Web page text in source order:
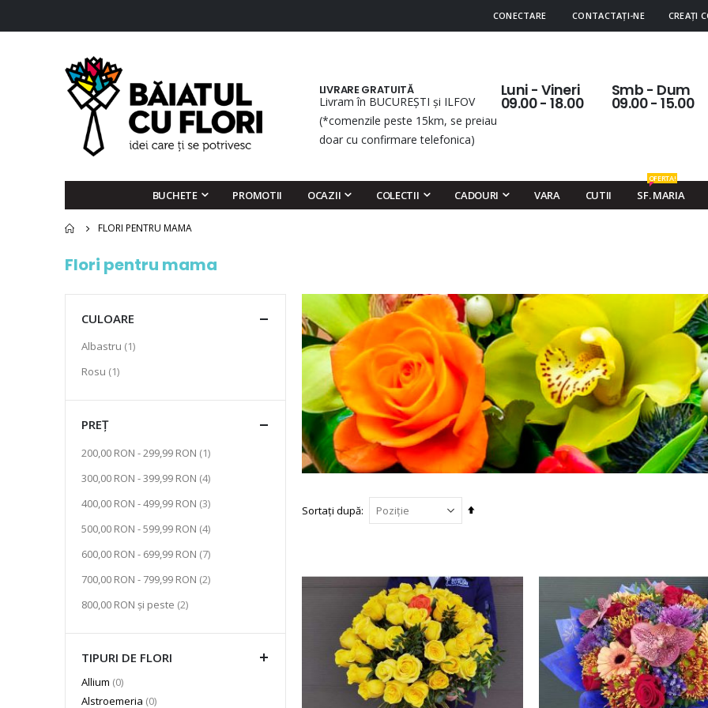
CONECTARE CONTACTAȚI-NE CREAȚI
LIVRARE GRATUITĂ
Livram în BUCUREȘTI și ILFOV
(*comenzile peste 15km, se preiau
doar cu confirmare telefonica)
Luni - Vineri
09.00 - 18.00
Smb - Dum
09.00 - 15.00
BUCHETE PROMOTII OCAZII COLECTII CADOURI VARA CUTII SF. MARIA
OFERTA!
FLORI PENTRU MAMA
Flori pentru mama
Sortați după
Setați
CULOARE
Albastru 1articol
Rosu 1articol
PREȚ
200,00 RON -299,99 RON 1articol
300,00 RON -399,99 RON 4articol
400,00 RON -499,99 RON 3articol
500,00 RON -599,99 RON 4articol
600,00 RON - 699,99 RON 7articol
700,00 RON - 799,99 RON 2articol
800,00 RON și peste 2articol
TIPURI DE FLORI
Allium 0articole
Alstroemeria 0articole